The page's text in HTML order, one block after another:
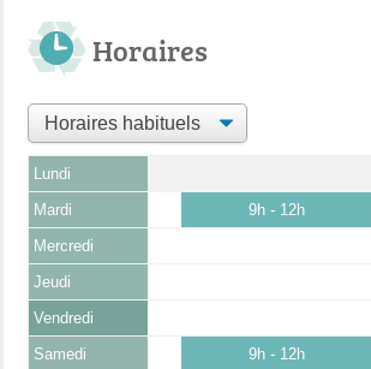
Horaires
Lundi
Mardi 9h - 12h
Mercredi
Jeudi
Vendredi
Samedi 9h - 12h